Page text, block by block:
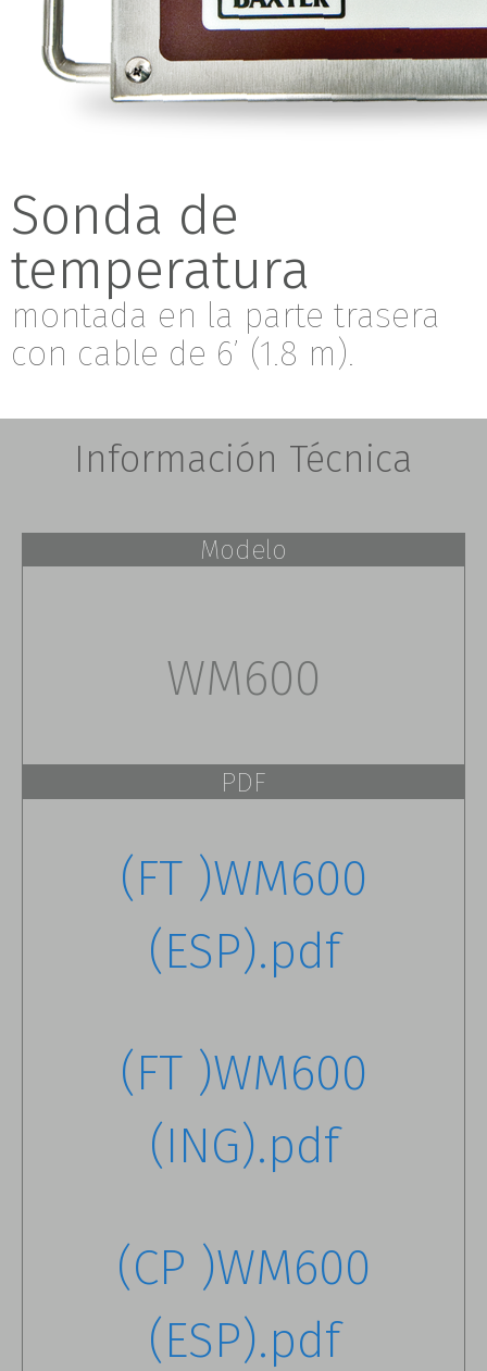
Sonda de
temperatura
montada en la parte trasera
con cable de 6’ (1.8 m).
Información Técnica
Modelo
WM600
PDF
(FT )WM600
(ESP).pdf
(FT )WM600
(ING).pdf
(CP )WM600
(ESP).pdf